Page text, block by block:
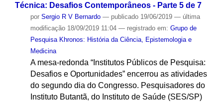
Técnica: Desafios Contemporâneos - Parte 5 de 7
por Sergio R V Bernardo — publicado19/06/2019 — última
modificação18/09/2019 11:04 — registrado em: Grupo de
Pesquisa Khronos: História da Ciência, Epistemologia e
Medicina
A mesa-redonda “Institutos Públicos de Pesquisa:
Desafios e Oportunidades” encerrou as atividades
do segundo dia do Congresso. Pesquisadores do
Instituto Butantã, do Instituto de Saúde (SES/SP)